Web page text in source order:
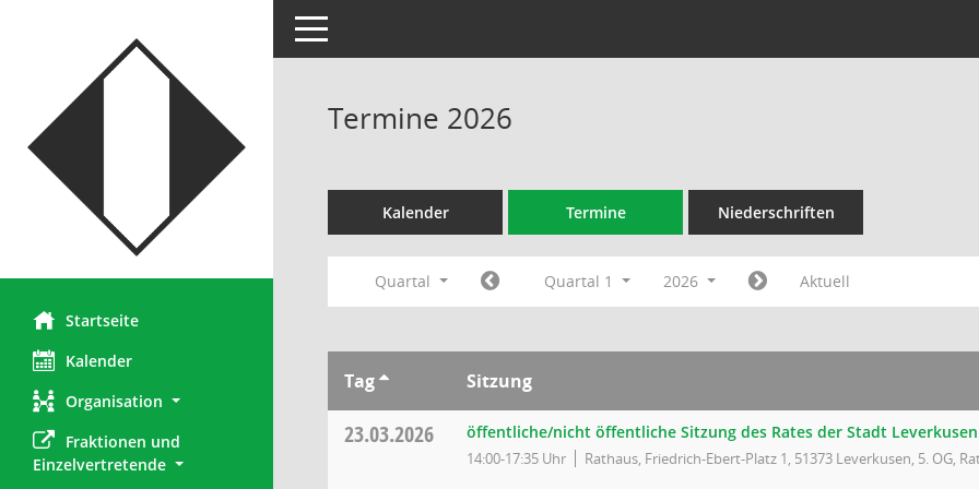
Startseite
Kalender
Organisation
Fraktionen und
Einzelvertretende
Toggle navigation
Termine 2026
Kalender Termine Niederschriften
Quartal Quartal 1 2026 Aktuell
Tag Sitzung
23.03.2026 öffentliche/nicht öffentliche Sitzung des Rates der Stadt Leverkusen
14:00-17:35 Uhr Rathaus, Friedrich-Ebert-Platz 1, 51373 Leverkusen, 5. OG,